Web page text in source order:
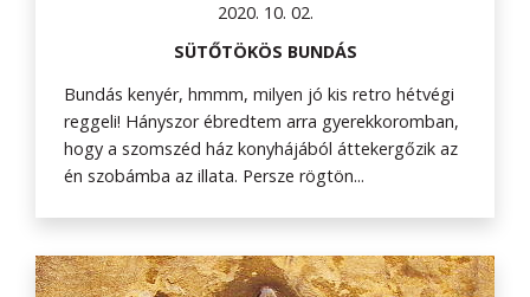
2020. 10. 02.
SÜTŐTÖKÖS BUNDÁS
Bundás kenyér, hmmm, milyen jó kis retro hétvégi
reggeli! Hányszor ébredtem arra gyerekkoromban,
hogy a szomszéd ház konyhájából áttekergőzik az
én szobámba az illata. Persze rögtön...